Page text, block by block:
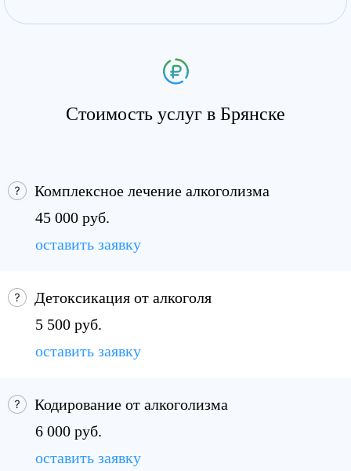
Стоимость услуг в Брянске
Комплексное лечение алкоголизма
45 000 руб.
оставить заявку
Детоксикация от алкоголя
5 500 руб.
оставить заявку
Кодирование от алкоголизма
6 000 руб.
оставить заявку